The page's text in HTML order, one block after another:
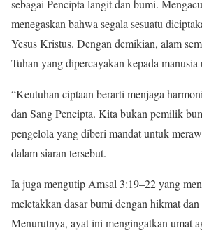
sebagai Pencipta langit dan bumi.
menegaskan bahwa segala sesuatu
Yesus Kristus. Dengan demikian, alam
Tuhan yang dipercayakan kepada
“Keutuhan ciptaan berarti menjaga
dan Sang Pencipta. Kita bukan pemilik
pengelola yang diberi mandat untuk
dalam siaran tersebut.
Ia juga mengutip Amsal 3:19–22 yang
meletakkan dasar bumi dengan hikmat
Menurutnya, ayat ini mengingatkan umat